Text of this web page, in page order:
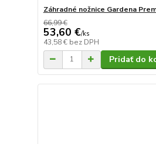
Záhradné nožnice Gardena
66,99 €
53,60 €/ks
43,58 € bez DPH
Pridať do